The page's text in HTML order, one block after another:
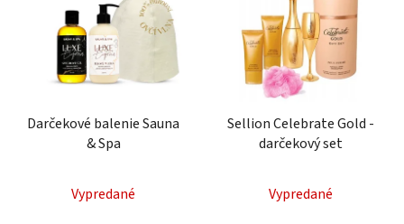
Darčekové balenie Sauna
& Spa
Vypredané
Sellion Celebrate Gold -
darčekový set
Vypredané